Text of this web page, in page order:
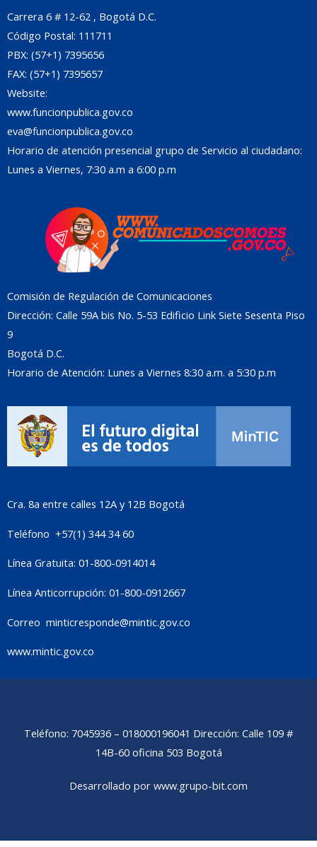
Carrera 6 # 12-62 , Bogotá D.C.
Código Postal: 111711
PBX: (57+1) 7395656
FAX: (57+1) 7395657
Website:
www.funcionpublica.gov.co
eva@funcionpublica.gov.co
Horario de atención presencial grupo de Servicio al ciudadano:
Lunes a Viernes, 7:30 a.m a 6:00 p.m
Comisión de Regulación de Comunicaciones
Dirección: Calle 59A bis No. 5-53 Edificio Link Siete Sesenta Piso
9
Bogotá D.C.
Horario de Atención: Lunes a Viernes 8:30 a.m. a 5:30 p.m
Cra. 8a entre calles 12A y 12B Bogotá
Teléfono +57(1) 344 34 60
Línea Gratuita: 01-800-0914014
Línea Anticorrupción: 01-800-0912667
Correo minticresponde@mintic.gov.co
www.mintic.gov.co
Teléfono: 7045936 – 018000196041 Dirección: Calle 109 #
14B-60 oficina 503 Bogotá
Desarrollado por www.grupo-bit.com